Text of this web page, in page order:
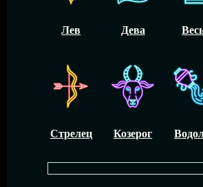
Лев Дева
Стрелец Козерог